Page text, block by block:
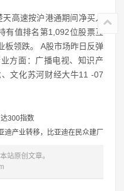
高速按沪港通期间净买入
有值排名第1,092位股票互
板领跌。 A股市场昨日反弹
方面：广播电视、知识产
文化苏河财经大牛11 -07
300指数
迪产业转移，比亚迪在民众建厂
站原创文章。